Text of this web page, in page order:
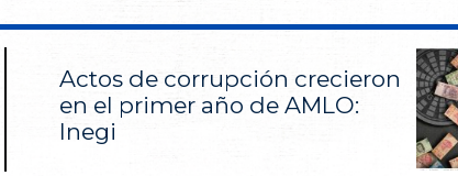
Actos de corrupción crecieron
en el primer año de AMLO:
Inegi